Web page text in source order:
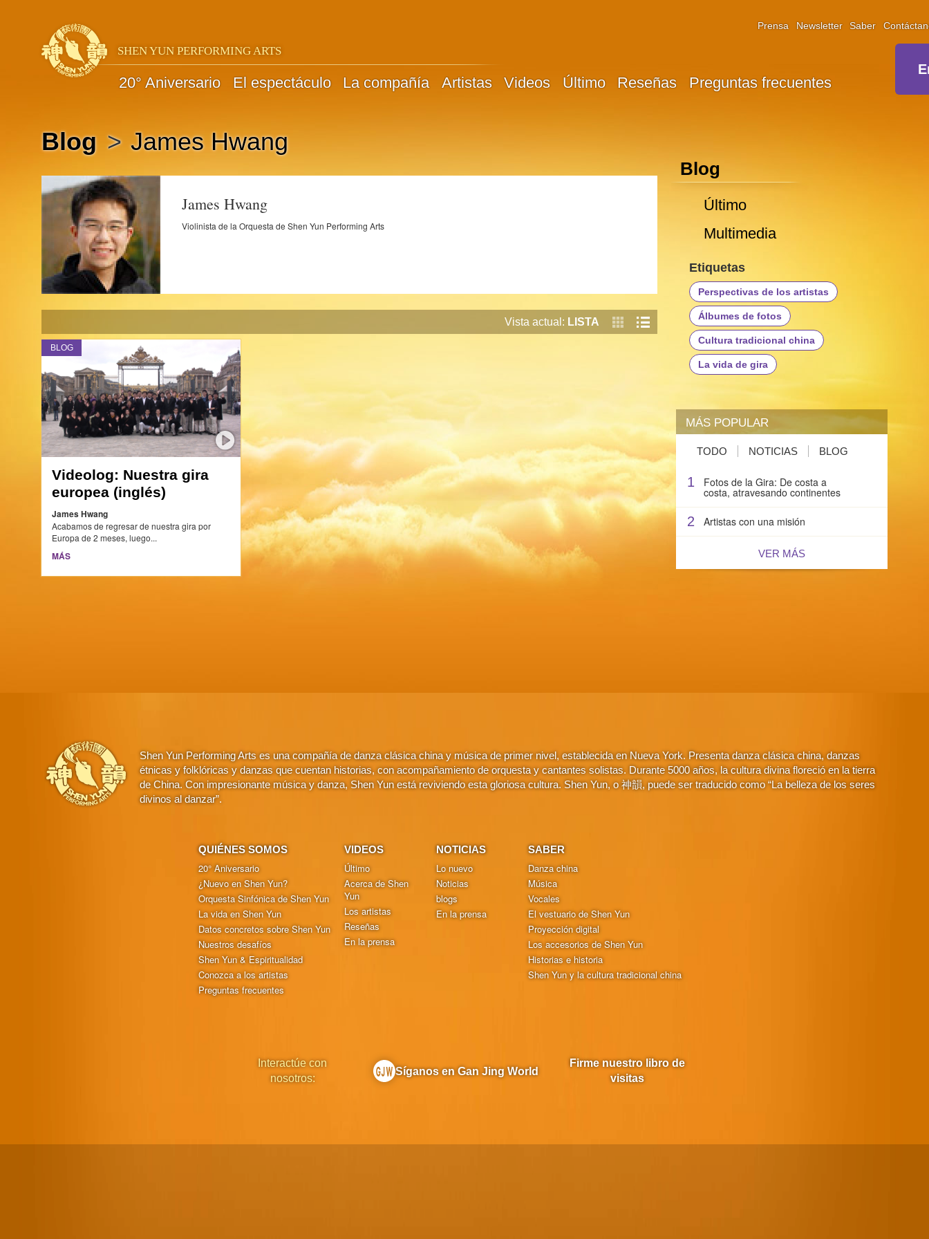
SHEN YUN PERFORMING ARTS
20° Aniversario El espectáculo La compañía Artistas Videos Último Reseñas Preguntas frecuentes
Prensa Newsletter Saber
Blog > James Hwang
James Hwang
Violinista de la Orquesta de Shen Yun Performing Arts
Vista actual: LISTA
BLOG
Videolog: Nuestra gira
europea (inglés)
James Hwang
Acabamos de regresar de nuestra gira por
Europa de 2 meses, luego...
MÁS
Blog
Último
Multimedia
Etiquetas
Perspectivas de los artistas
Álbumes de fotos
Cultura tradicional china
La vida de gira
MÁS POPULAR
TODO NOTICIAS BLOG
1 Fotos de la Gira: De costa a
costa, atravesando continentes
2 Artistas con una misión
VER MÁS
Shen Yun Performing Arts es una compañía de danza clásica china y música de primer nivel, establecida en Nueva York. Presenta danza clásica china, danzas
étnicas y folklóricas y danzas que cuentan historias, con acompañamiento de orquesta y cantantes solistas. Durante 5000 años, la cultura divina floreció en la tierra
de China. Con impresionante música y danza, Shen Yun está reviviendo esta gloriosa cultura. Shen Yun, o 神韻, puede ser traducido como “La belleza de los seres
divinos al danzar”.
QUIÉNES SOMOS
20° Aniversario
¿Nuevo en Shen Yun?
Orquesta Sinfónica de Shen Yun
La vida en Shen Yun
Datos concretos sobre Shen Yun
Nuestros desafíos
Shen Yun & Espiritualidad
Conozca a los artistas
Preguntas frecuentes
VIDEOS
Último
Acerca de Shen
Yun
Los artistas
Reseñas
En la prensa
NOTICIAS
Lo nuevo
Noticias
blogs
En la prensa
SABER
Danza china
Música
Vocales
El vestuario de Shen Yun
Proyección digital
Los accesorios de Shen Yun
Historias e historia
Shen Yun y la cultura tradicional china
Interactúe con
nosotros:
Síganos en Gan Jing World
Firme nuestro libro de
visitas